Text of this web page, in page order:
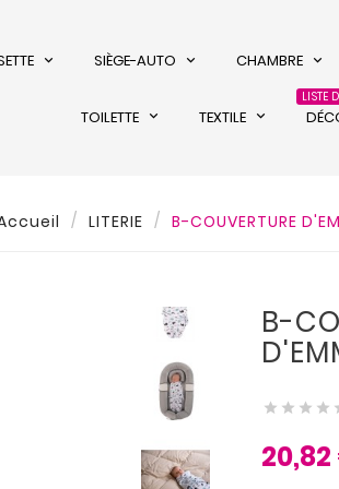
SIÈGE-AUTO CHAMBRE
TOILETTE TEXTILE
LISTE
LITERIE B-COUVERTURE
B-
   